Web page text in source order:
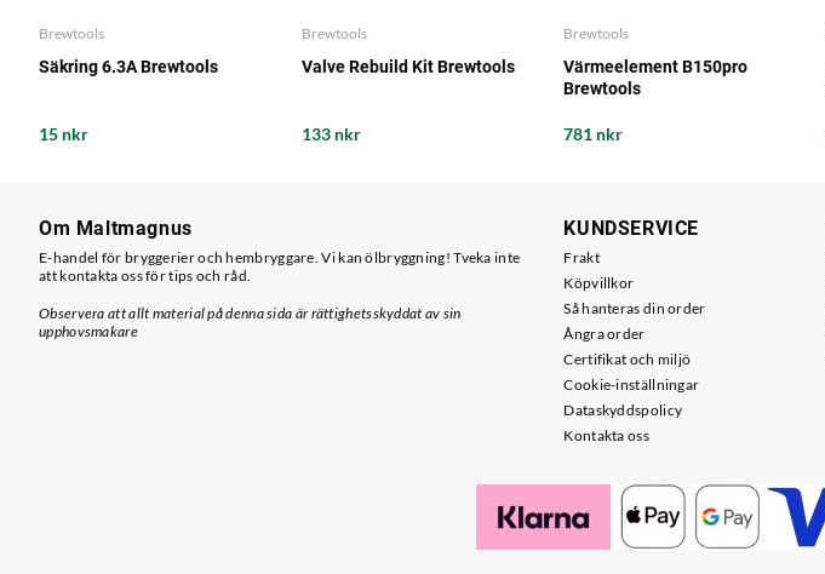
Brewtools
Säkring 6.3A Brewtools
15 nkr
Brewtools
Valve Rebuild Kit Brewtools
133 nkr
Brewtools
Värmeelement B150pro
Brewtools
781 nkr
Om Maltmagnus
E-handel för bryggerier och hembryggare. Vi kan ölbryggning! Tveka inte
att kontakta oss för tips och råd.
Observera att allt material på denna sida är rättighetsskyddat av sin
upphovsmakare
KUNDSERVICE
Frakt
Köpvillkor
Så hanteras din order
Ångra order
Certifikat och miljö
Cookie-inställningar
Dataskyddspolicy
Kontakta oss